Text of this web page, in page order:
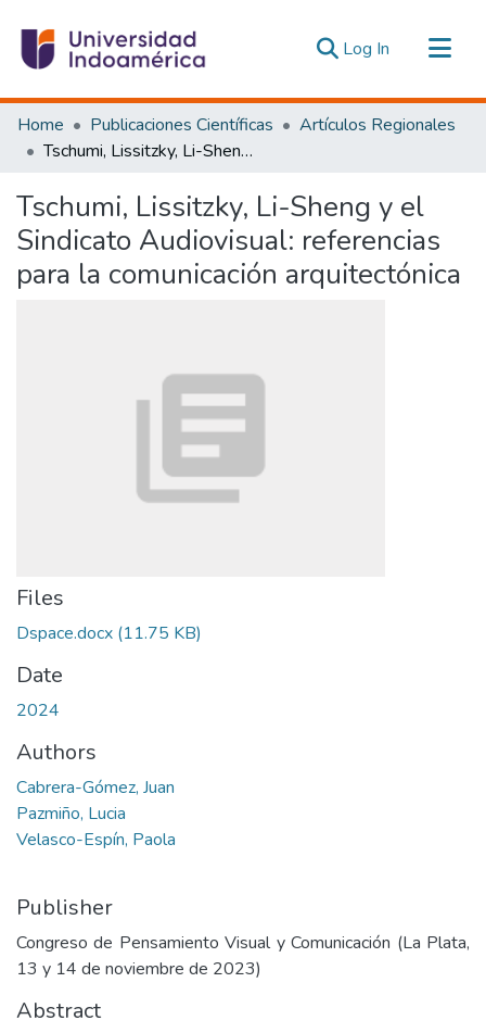
Log In (current)
Communities & Collections
All of DSpace
Estadísticas Externas
Home Publicaciones Científicas
Artículos Regionales
Tschumi, Lissitzky, Li-Sheng y el Sindicato Audiovisual: referencias para la comunicación arquitectónica
Tschumi, Lissitzky, Li-Sheng y el
Sindicato Audiovisual: referencias
para la comunicación arquitectónica
Files
Dspace.docx (11.75 KB)
Date
2024
Authors
Cabrera-Gómez, Juan
Pazmiño, Lucia
Velasco-Espín, Paola
Publisher
Congreso de Pensamiento Visual y Comunicación (La Plata,
13 y 14 de noviembre de 2023)
Abstract